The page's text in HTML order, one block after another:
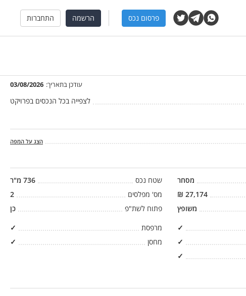
פרסום נכס הרשמה התחברות
עודכן בתאריך: 03/08/2026
לצפייה בכל הנכסים בפרויקט
הצג על המפה
מסחר שטח נכס 736 מ"ר
27,174
₪ מס' מפלסים
2
משופץ פתוח לשת"פ
כן
✓ מרפסת
✓
✓ מחסן
✓
✓